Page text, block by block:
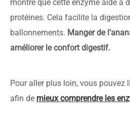
montre que cette enzyme aide à
protéines. Cela facilite la
ballonnements. Manger de
améliorer le confort digestif.
Pour aller plus loin, vous pouvez
afin de mieux comprendre les